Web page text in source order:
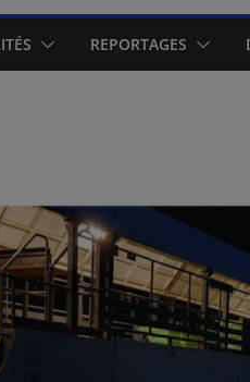
REPORTAGES